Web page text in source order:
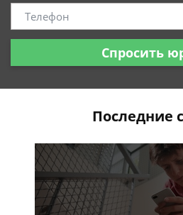
Спросить
Последние